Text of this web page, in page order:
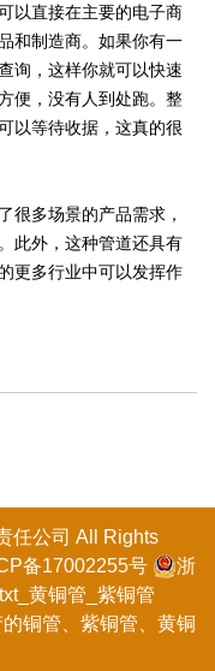
以直接在主要的电子商
和制造商。如果你有一
询，这样你就可以快速
便，没有人到处跑。整
以等待收据，这真的很
多场景的产品需求，
此外，这种管道还具有
更多行业中可以发挥作
任公司 All Rights
备17002255号
浙
txt_ 黄铜管 紫铜管
铜管 、紫铜管、黄铜